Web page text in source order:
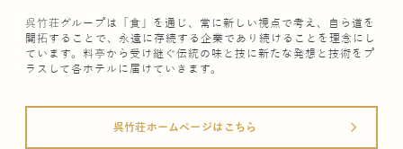
呉竹荘グループは「食」を通じ、常に新しい視点で考え、自ら道を
開拓することで、永遠に存続する企業であり続けることを理念にし
ています。料亭から受け継ぐ伝統の味と技に新たな発想と技術をプ
ラスして各ホテルに届けていきます。
呉竹荘ホームページはこちら arrow_forward_ios